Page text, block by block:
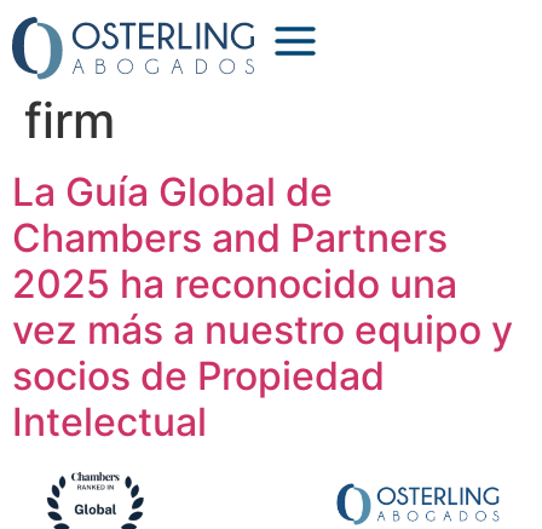
Etiqueta:leading
firm
La Guía Global de
Chambers and Partners
2025 ha reconocido una
vez más a nuestro equipo y
socios de Propiedad
Intelectual